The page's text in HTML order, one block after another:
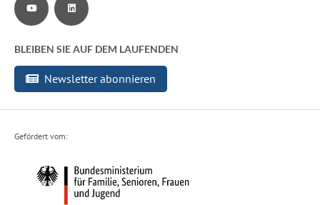
Zu unserem YouTube-Channel
Zu unserer LinkedIn-Seite
BLEIBEN SIE AUF DEM LAUFENDEN
Newsletter abonnieren
Gefördert vom: